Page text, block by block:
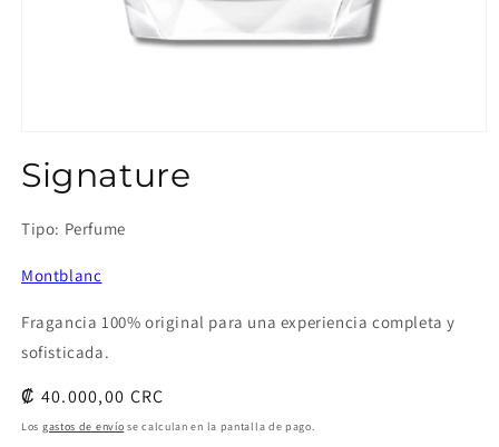
multimedia
1
una
ventana
Signature
Tipo: Perfume
Montblanc
Fragancia 100% original para una experiencia completa y
sofisticada.
Precio
habitual
₡ 40.000,00 CRC
Los gastos de envío se calculan en la pantalla de pago.